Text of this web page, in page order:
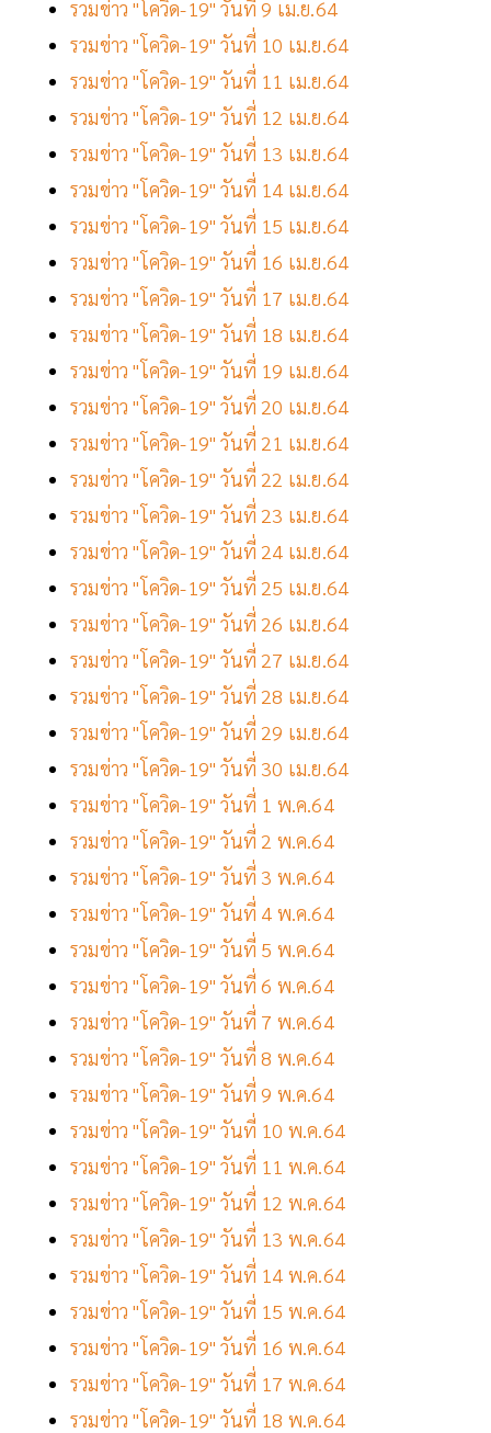
รวมข่าว "โควิด-19" วันที่ 9 เม.ย.64
รวมข่าว "โควิด-19" วันที่ 10 เม.ย.64
รวมข่าว "โควิด-19" วันที่ 11 เม.ย.64
รวมข่าว "โควิด-19" วันที่ 12 เม.ย.64
รวมข่าว "โควิด-19" วันที่ 13 เม.ย.64
รวมข่าว "โควิด-19" วันที่ 14 เม.ย.64
รวมข่าว "โควิด-19" วันที่ 15 เม.ย.64
รวมข่าว "โควิด-19" วันที่ 16 เม.ย.64
รวมข่าว "โควิด-19" วันที่ 17 เม.ย.64
รวมข่าว "โควิด-19" วันที่ 18 เม.ย.64
รวมข่าว "โควิด-19" วันที่ 19 เม.ย.64
รวมข่าว "โควิด-19" วันที่ 20 เม.ย.64
รวมข่าว "โควิด-19" วันที่ 21 เม.ย.64
รวมข่าว "โควิด-19" วันที่ 22 เม.ย.64
รวมข่าว "โควิด-19" วันที่ 23 เม.ย.64
รวมข่าว "โควิด-19" วันที่ 24 เม.ย.64
รวมข่าว "โควิด-19" วันที่ 25 เม.ย.64
รวมข่าว "โควิด-19" วันที่ 26 เม.ย.64
รวมข่าว "โควิด-19" วันที่ 27 เม.ย.64
รวมข่าว "โควิด-19" วันที่ 28 เม.ย.64
รวมข่าว "โควิด-19" วันที่ 29 เม.ย.64
รวมข่าว "โควิด-19" วันที่ 30 เม.ย.64
รวมข่าว "โควิด-19" วันที่ 1 พ.ค.64
รวมข่าว "โควิด-19" วันที่ 2 พ.ค.64
รวมข่าว "โควิด-19" วันที่ 3 พ.ค.64
รวมข่าว "โควิด-19" วันที่ 4 พ.ค.64
รวมข่าว "โควิด-19" วันที่ 5 พ.ค.64
รวมข่าว "โควิด-19" วันที่ 6 พ.ค.64
รวมข่าว "โควิด-19" วันที่ 7 พ.ค.64
รวมข่าว "โควิด-19" วันที่ 8 พ.ค.64
รวมข่าว "โควิด-19" วันที่ 9 พ.ค.64
รวมข่าว "โควิด-19" วันที่ 10 พ.ค.64
รวมข่าว "โควิด-19" วันที่ 11 พ.ค.64
รวมข่าว "โควิด-19" วันที่ 12 พ.ค.64
รวมข่าว "โควิด-19" วันที่ 13 พ.ค.64
รวมข่าว "โควิด-19" วันที่ 14 พ.ค.64
รวมข่าว "โควิด-19" วันที่ 15 พ.ค.64
รวมข่าว "โควิด-19" วันที่ 16 พ.ค.64
รวมข่าว "โควิด-19" วันที่ 17 พ.ค.64
รวมข่าว "โควิด-19" วันที่ 18 พ.ค.64